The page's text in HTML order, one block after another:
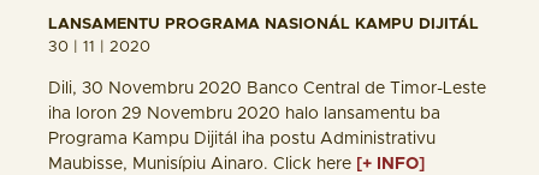
LANSAMENTU PROGRAMA NASIONÁL KAMPU DIJITÁL
30 | 11 | 2020
Dili, 30 Novembru 2020 Banco Central de Timor-Leste
iha loron 29 Novembru 2020 halo lansamentu ba
Programa Kampu Dijitál iha postu Administrativu
Maubisse, Munisípiu Ainaro. Click here [+ INFO]